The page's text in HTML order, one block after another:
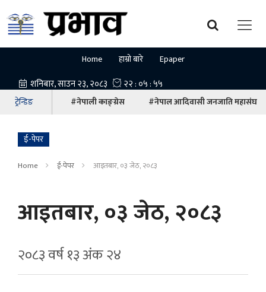
Home हाम्रो बारे Epaper
ट्रेन्डिङ #नेपाली काङ्ग्रेस #नेपाल आदिवासी जनजाति महासंघ
ई-पेपर
Home ई-पेपर आइतबार, ०३ जेठ, २०८३
आइतबार, ०३ जेठ, २०८३
२०८३ वर्ष १३ अ‍ंक २४